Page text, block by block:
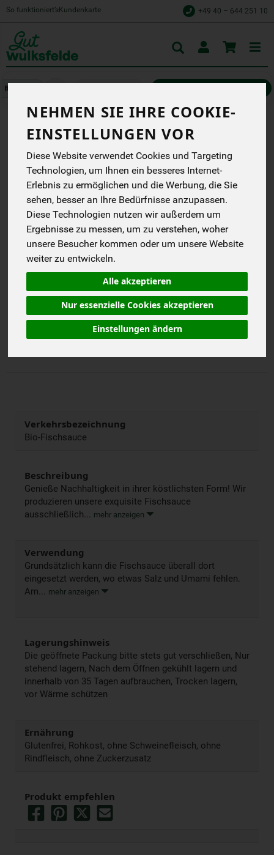
NEHMEN SIE IHRE COOKIE-
EINSTELLUNGEN VOR
Diese Website verwendet Cookies und Targeting
Technologien, um Ihnen ein besseres Internet-
Erlebnis zu ermöglichen und die Werbung, die Sie
sehen, besser an Ihre Bedürfnisse anzupassen.
Diese Technologien nutzen wir außerdem um
Ergebnisse zu messen, um zu verstehen, woher
unsere Besucher kommen oder um unsere Website
weiter zu entwickeln.
Alle akzeptieren
Nur essenzielle Cookies akzeptieren
Einstellungen ändern
So funktioniert’s Kundenkarte +49 40 – 644 251 10
FISCHSAUCE
Traditionell fermentiert
aus heimischem Bio-
Fisch: für echte Umami-
Momente in deiner Küche.
Genusskoarl
EG
10,99 € * / 100 ml
inkl. 7% MwSt.
100 ml
Anzahl
Verkehrsbezeichnung
Bio-Fischsauce
Beschreibung
Genieße Nachhaltigkeit in ihrer köstlichsten Form! Wir
produzieren unsere exquisite Fischsauce
ausschließlich... mehr anzeigen
Verwendung
Grundsätzlich kann die Fischsauce überall dort
eingesetzt werden, wo etwas Salz und Umami fehlen.
Am... mehr anzeigen
Lagerungshinweis
Die geöffnete Packung bitte stets gut verschließen, Nur
stehend lagern, Nach dem Öffnen gekühlt lagern und
innerhalb von 35 Tagen aufbrauchen, Trocken lagern,
vor Wärme schützen
Ernährung
Glutenfrei, Rohkost, ohne Schweinefleisch, ohne
Rindfleisch, ohne Zuckerzusatz
Produkt empfehlen
Toggle
cart